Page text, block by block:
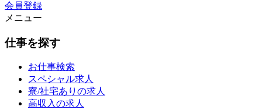
会員登録
メニュー
仕事を探す
お仕事検索
スペシャル求人
寮/社宅ありの求人
高収入の求人